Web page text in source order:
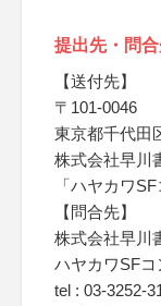
提出先・問
【送付先】
〒101-0046
東京都千代田
株式会社早川
「ハヤカワ
【問合先】
株式会社早川
ハヤカワSF
tel : 03-3252-